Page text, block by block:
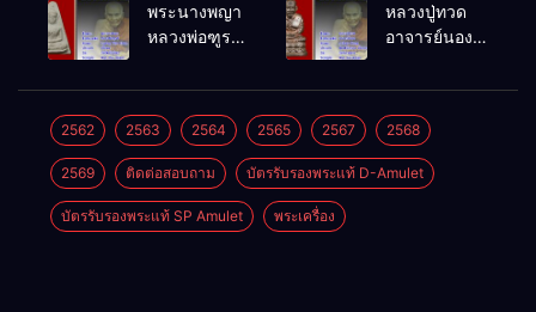
โพธิ์นิมิตร
พ.ศ.2512
พ.ศ.2512
พระนางพญา
หลวงพ่อฑูรย์
พ.ศ.2512
หลวงปู่ทวด
อาจารย์นอง
พ.ศ.2541
2562 2563 2564 2565 2567 2568
2569 ติดต่อสอบถาม บัตรรับรองพระแท้ D-Amulet
บัตรรับรองพระแท้ SP Amulet พระเครื่อง